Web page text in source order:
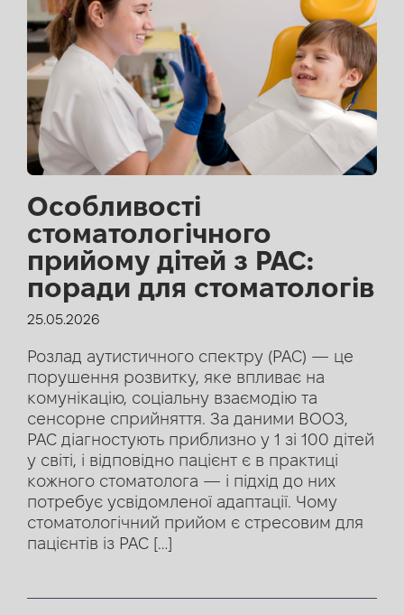
Особливості
стоматологічного
прийому дітей з РАС:
поради для стоматологів
25.05.2026
Розлад аутистичного спектру (РАС) — це
порушення розвитку, яке впливає на
комунікацію, соціальну взаємодію та
сенсорне сприйняття. За даними ВООЗ,
РАС діагностують приблизно у 1 зі 100 дітей
у світі, і відповідно пацієнт є в практиці
кожного стоматолога — і підхід до них
потребує усвідомленої адаптації. Чому
стоматологічний прийом є стресовим для
пацієнтів із РАС […]